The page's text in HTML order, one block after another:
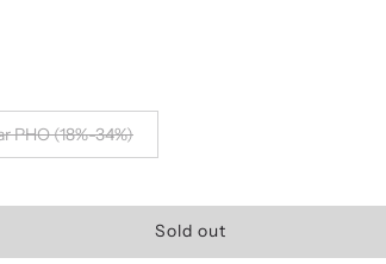
PHO (18%-34%)
lSold out